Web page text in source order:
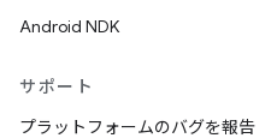
Android NDK
サポート
プラットフォームのバグを報告